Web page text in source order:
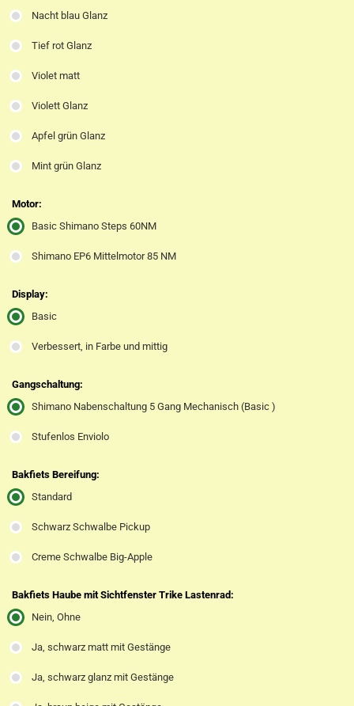
Nacht blau Glanz
Tief rot Glanz
Violet matt
Violett Glanz
Apfel grün Glanz
Mint grün Glanz
Motor:
Basic Shimano Steps 60NM
Shimano EP6 Mittelmotor 85 NM
Display:
Basic
Verbessert, in Farbe und mittig
Gangschaltung:
Shimano Nabenschaltung 5 Gang Mechanisch (Basic )
Stufenlos Enviolo
Bakfiets Bereifung:
Standard
Schwarz Schwalbe Pickup
Creme Schwalbe Big-Apple
Bakfiets Haube mit Sichtfenster Trike Lastenrad:
Nein, Ohne
Ja, schwarz matt mit Gestänge
Ja, schwarz glanz mit Gestänge